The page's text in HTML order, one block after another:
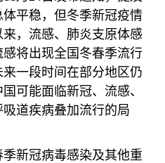
平稳，但冬季新冠疫情
来，流感、肺炎支原体感
将出现全国冬春季流行
一段时间在部分地区仍
可能面临新冠、流感、
道疾病叠加流行的局
新冠病毒感染及其他重